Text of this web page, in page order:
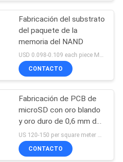
Fabricación del substrato
del paquete de la
memoria del NAND
USD 0.098-0.109 each piece MOQ:5000PIECES
CONTACTO
Fabricación de PCB de
microSD con oro blando
y oro duro de 0,6 mm de
espesor
US 120-150 per square meter MOQ:100pieces
CONTACTO